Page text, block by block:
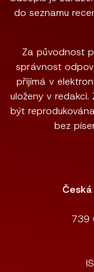
do seznamu
Za původnost
správnost
přijímá v
uloženy v
být
bez
739